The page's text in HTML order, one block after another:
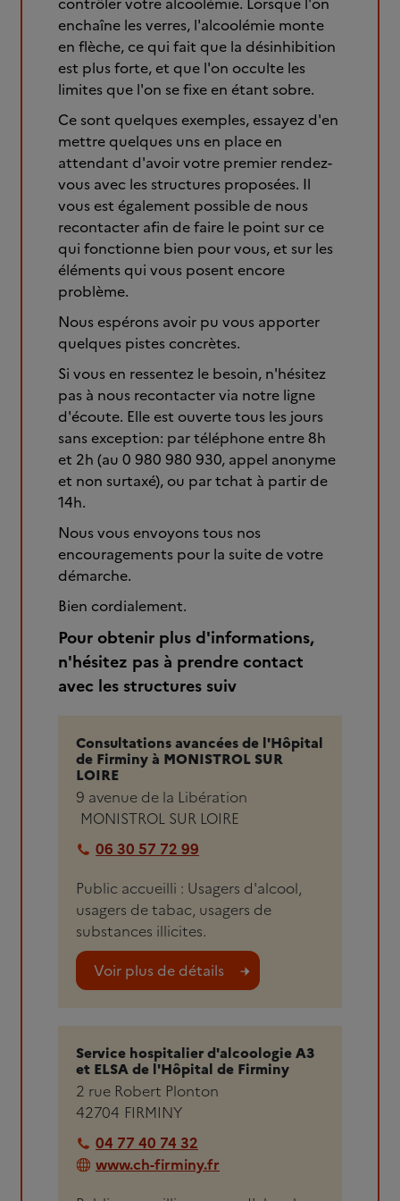
enchaîne les verres, l'alcoolémie monte
en flèche, ce qui fait que la désinhibition
est plus forte, et que l'on occulte les
limites que l'on se fixe en étant sobre.
Ce sont quelques exemples, essayez d'en
mettre quelques uns en place en
attendant d'avoir votre premier rendez-
vous avec les structures proposées. Il
vous est également possible de nous
recontacter afin de faire le point sur ce
qui fonctionne bien pour vous, et sur les
éléments qui vous posent encore
problème.
Nous espérons avoir pu vous apporter
quelques pistes concrètes.
Si vous en ressentez le besoin, n'hésitez
pas à nous recontacter via notre ligne
d'écoute. Elle est ouverte tous les jours
sans exception: par téléphone entre 8h
et 2h (au 0 980 980 930, appel anonyme
et non surtaxé), ou par tchat à partir de
14h.
Nous vous envoyons tous nos
encouragements pour la suite de votre
démarche.
Bien cordialement.
Pour obtenir plus d'informations,
n'hésitez pas à prendre contact
avec les structures suiv
Consultations avancées de l'Hôpital
de Firminy à MONISTROL SUR
LOIRE
9 avenue de la Libération
MONISTROL SUR LOIRE
06 30 57 72 99
Public accueilli : Usagers d'alcool,
usagers de tabac, usagers de
substances illicites.
Voir plus de détails
Service hospitalier d'alcoologie A3
et ELSA de l'Hôpital de Firminy
2 rue Robert Plonton
42704 FIRMINY
04 77 40 74 32
www.ch-firminy.fr